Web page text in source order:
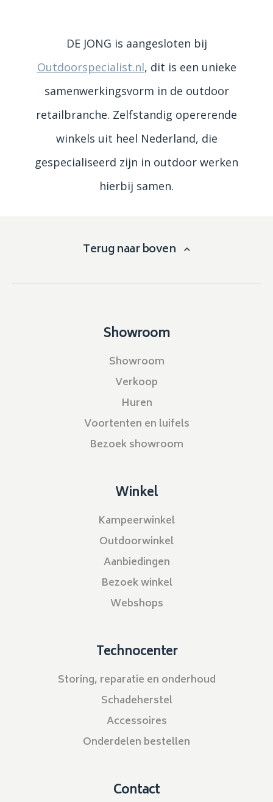
DE JONG is aangesloten bij
Outdoorspecialist.nl, dit is een unieke
samenwerkingsvorm in de outdoor
retailbranche. Zelfstandig opererende
winkels uit heel Nederland, die
gespecialiseerd zijn in outdoor werken
hierbij samen.
Terug naar boven
Showroom
Showroom
Verkoop
Huren
Voortenten en luifels
Bezoek showroom
Winkel
Kampeerwinkel
Outdoorwinkel
Aanbiedingen
Bezoek winkel
Webshops
Technocenter
Storing, reparatie en onderhoud
Schadeherstel
Accessoires
Onderdelen bestellen
Contact